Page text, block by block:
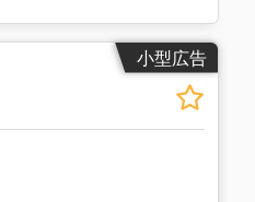
小型広告